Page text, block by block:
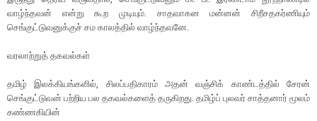
வாழ்ந்தவன் என்று கூற முடியும். சாதவாகன மன்னன் சிறீசதகர்ணியும்
செங்குட்டுவனுக்குச் சம காலத்தில் வாழ்ந்தவனே.
வரலாற்றுத் தகவல்கள்
தமிழ் இலக்கியங்களில், சிலப்பதிகாரம் அதன் வஞ்சிக் காண்டத்தில் சேரன்
செங்குட்டுவன் பற்றிய பல தகவல்களைத் தருகிறது. தமிழ்ப் புலவர் சாத்தனார் மூலம்
கண்ணகியின்